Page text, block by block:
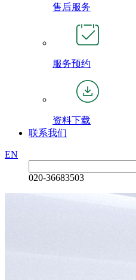
售后服务
服务预约
资料下载
联系我们
EN
020-36683503